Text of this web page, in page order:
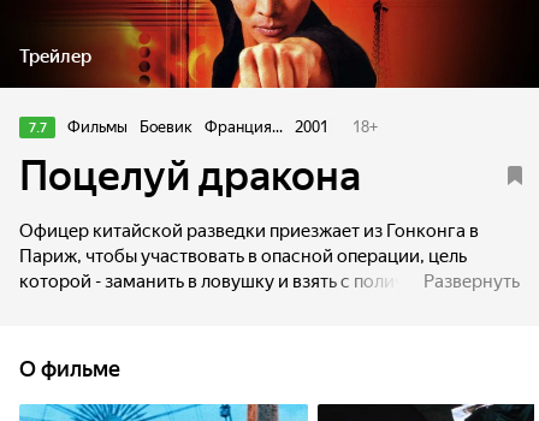
Трейлер
7.7 Фильмы Боевик Франция... 2001 18+
Поцелуй дракона
Офицер китайской разведки приезжает из Гонконга в
Париж, чтобы участвовать в опасной операции, цель
которой - заманить в ловушку и взять с поличным
становится подозреваемым в убийстве c
неопровержимыми уликами против него. Его жизнь
теперь зависит от того, сумеет ли он уйти от
Развернуть
О фильме